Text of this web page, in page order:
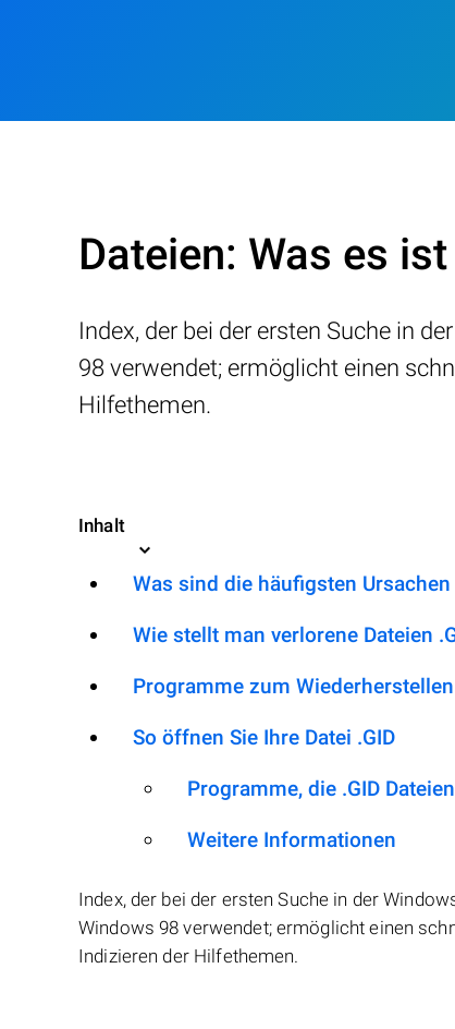
Dateien: Was es ist
Index, der bei der ersten Suche in
98 verwendet; ermöglicht einen
Hilfethemen.
Inhalt
Was sind die häufigsten
Wie stellt man verlorene Dateien
Programme zum Wiederherstellen
So öffnen Sie Ihre Datei .GID
Programme, die .GID
Weitere Informationen
Index, der bei der ersten Suche in der
Windows 98 verwendet; ermöglicht einen
Indizieren der Hilfethemen.